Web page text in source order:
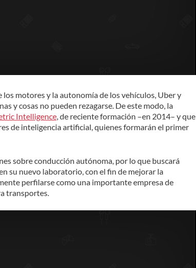
motores y la autonomía de los vehículos, Uber y
y cosas no pueden rezagarse. De este modo, la
Intelligence, de reciente formación –en 2014– y que
de inteligencia artificial, quienes formarán el primer
sobre conducción autónoma, por lo que buscará
su nuevo laboratorio, con el fin de mejorar la
perfilarse como una importante empresa de
transportes.